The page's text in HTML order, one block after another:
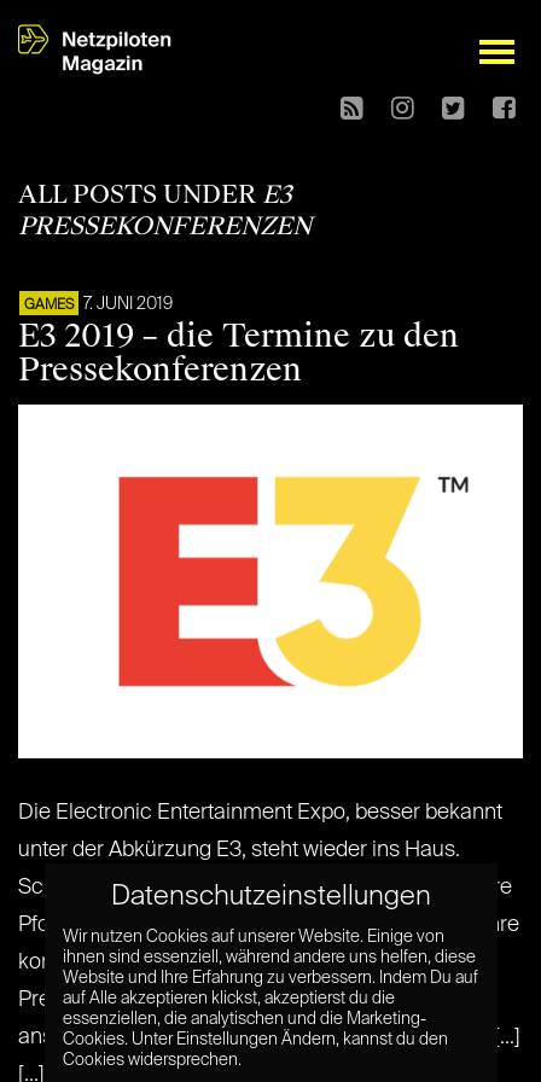
open
ALL POSTS UNDER E3
PRESSEKONFERENZEN
GAMES 7. JUNI 2019
E3 2019 – die Termine zu den
Pressekonferenzen
Die Electronic Entertainment Expo, besser bekannt
unter der Abkürzung E3, steht wieder ins Haus.
Schon bevor die Messe am 11. Juni für drei Tage ihre
Pforten öffnet, präsentieren die großen Publisher ihre
kommenden Spiele-Highlights in zahlreichen
Pressekonferenzen, die wir uns im Livestream
anschauen können. Dabei ist es nicht immer ganz[...]
[...]
Datenschutzeinstellungen
Wir nutzen Cookies auf unserer Website. Einige von
ihnen sind essenziell, während andere uns helfen, diese
Website und Ihre Erfahrung zu verbessern. Indem Du auf
auf Alle akzeptieren klickst, akzeptierst du die
essenziellen, die analytischen und die Marketing-
Cookies. Unter Einstellungen Ändern, kannst du den
Cookies widersprechen.